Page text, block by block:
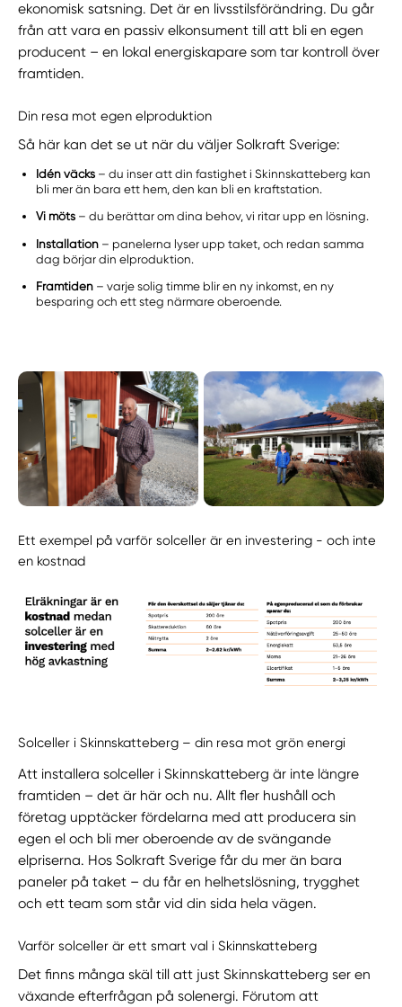
ekonomisk satsning. Det är en livsstilsförändring. Du går
från att vara en passiv elkonsument till att bli en egen
producent – en lokal energiskapare som tar kontroll över
framtiden.
Din resa mot egen elproduktion
Så här kan det se ut när du väljer Solkraft Sverige:
Idén väcks – du inser att din fastighet i Skinnskatteberg kan
bli mer än bara ett hem, den kan bli en kraftstation.
Vi möts – du berättar om dina behov, vi ritar upp en lösning.
Installation – panelerna lyser upp taket, och redan samma
dag börjar din elproduktion.
Framtiden – varje solig timme blir en ny inkomst, en ny
besparing och ett steg närmare oberoende.
Ett exempel på varför solceller är en investering - och inte
en kostnad
Solceller i Skinnskatteberg – din resa mot grön energi
Att installera solceller i Skinnskatteberg är inte längre
framtiden – det är här och nu. Allt fler hushåll och
företag upptäcker fördelarna med att producera sin
egen el och bli mer oberoende av de svängande
elpriserna. Hos Solkraft Sverige får du mer än bara
paneler på taket – du får en helhetslösning, trygghet
och ett team som står vid din sida hela vägen.
Varför solceller är ett smart val i Skinnskatteberg
Det finns många skäl till att just Skinnskatteberg ser en
växande efterfrågan på solenergi. Förutom att